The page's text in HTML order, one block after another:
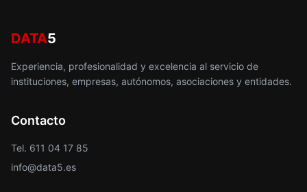
DATA5
Experiencia, profesionalidad y excelencia al servicio de
instituciones, empresas, autónomos, asociaciones y entidades.
Contacto
Tel. 611 04 17 85
info@data5.es